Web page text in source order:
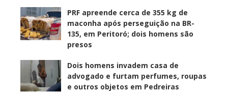
PRF apreende cerca de 355 kg de
maconha após perseguição na BR-
135, em Peritoró; dois homens são
presos
Dois homens invadem casa de
advogado e furtam perfumes, roupas
e outros objetos em Pedreiras